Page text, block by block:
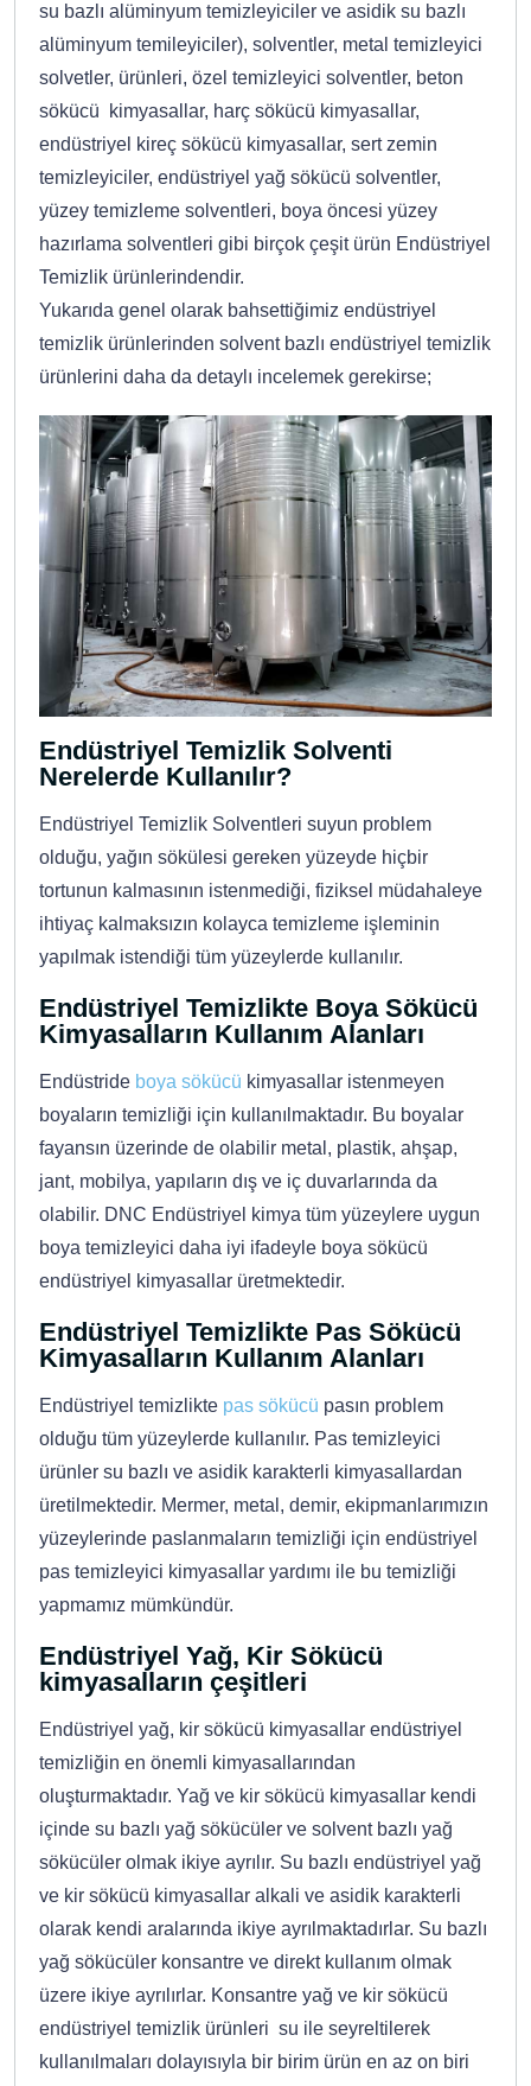
su bazlı alüminyum temizleyiciler ve asidik su bazlı
alüminyum temileyiciler), solventler, metal temizleyici
solvetler, ürünleri, özel temizleyici solventler, beton
sökücü kimyasallar, harç sökücü kimyasallar,
endüstriyel kireç sökücü kimyasallar, sert zemin
temizleyiciler, endüstriyel yağ sökücü solventler,
yüzey temizleme solventleri, boya öncesi yüzey
hazırlama solventleri gibi birçok çeşit ürün Endüstriyel
Temizlik ürünlerindendir.
Yukarıda genel olarak bahsettiğimiz endüstriyel
temizlik ürünlerinden solvent bazlı endüstriyel temizlik
ürünlerini daha da detaylı incelemek gerekirse;
Endüstriyel Temizlik Solventi
Nerelerde Kullanılır?
Endüstriyel Temizlik Solventleri suyun problem
olduğu, yağın sökülesi gereken yüzeyde hiçbir
tortunun kalmasının istenmediği, fiziksel müdahaleye
ihtiyaç kalmaksızın kolayca temizleme işleminin
yapılmak istendiği tüm yüzeylerde kullanılır.
Endüstriyel Temizlikte Boya Sökücü
Kimyasalların Kullanım Alanları
Endüstride boya sökücü kimyasallar istenmeyen
boyaların temizliği için kullanılmaktadır. Bu boyalar
fayansın üzerinde de olabilir metal, plastik, ahşap,
jant, mobilya, yapıların dış ve iç duvarlarında da
olabilir. DNC Endüstriyel kimya tüm yüzeylere uygun
boya temizleyici daha iyi ifadeyle boya sökücü
endüstriyel kimyasallar üretmektedir.
Endüstriyel Temizlikte Pas Sökücü
Kimyasalların Kullanım Alanları
Endüstriyel temizlikte pas sökücü pasın problem
olduğu tüm yüzeylerde kullanılır. Pas temizleyici
ürünler su bazlı ve asidik karakterli kimyasallardan
üretilmektedir. Mermer, metal, demir, ekipmanlarımızın
yüzeylerinde paslanmaların temizliği için endüstriyel
pas temizleyici kimyasallar yardımı ile bu temizliği
yapmamız mümkündür.
Endüstriyel Yağ, Kir Sökücü
kimyasalların çeşitleri
Endüstriyel yağ, kir sökücü kimyasallar endüstriyel
temizliğin en önemli kimyasallarından
oluşturmaktadır. Yağ ve kir sökücü kimyasallar kendi
içinde su bazlı yağ sökücüler ve solvent bazlı yağ
sökücüler olmak ikiye ayrılır. Su bazlı endüstriyel yağ
ve kir sökücü kimyasallar alkali ve asidik karakterli
olarak kendi aralarında ikiye ayrılmaktadırlar. Su bazlı
yağ sökücüler konsantre ve direkt kullanım olmak
üzere ikiye ayrılırlar. Konsantre yağ ve kir sökücü
endüstriyel temizlik ürünleri su ile seyreltilerek
kullanılmaları dolayısıyla bir birim ürün en az on biri